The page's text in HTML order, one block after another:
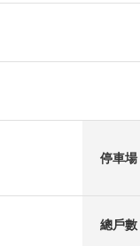
停車場
總戶數